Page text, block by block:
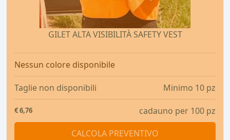
GILET ALTA VISIBILITÀ SAFETY VEST
Nessun colore disponibile
Taglie non disponibili Minimo 10 pz
€6,76
cadauno per 100 pz
CALCOLA PREVENTIVO